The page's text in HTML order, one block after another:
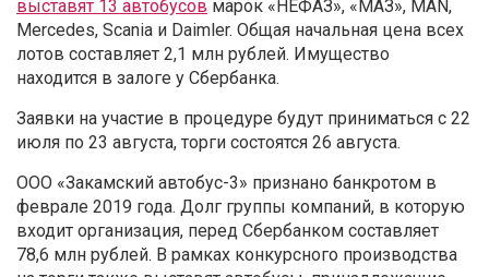
выставят 13 автобусов марок «НЕФАЗ», «МАЗ», MAN,
Mercedes, Scania и Daimler. Общая начальная цена всех
лотов составляет 2,1 млн рублей. Имущество
находится в залоге у Сбербанка.
Заявки на участие в процедуре будут приниматься с 22
июля по 23 августа, торги состоятся 26 августа.
ООО «Закамский автобус-3» признано банкротом в
феврале 2019 года. Долг группы компаний, в которую
входит организация, перед Сбербанком составляет
78,6 млн рублей. В рамках конкурсного производства